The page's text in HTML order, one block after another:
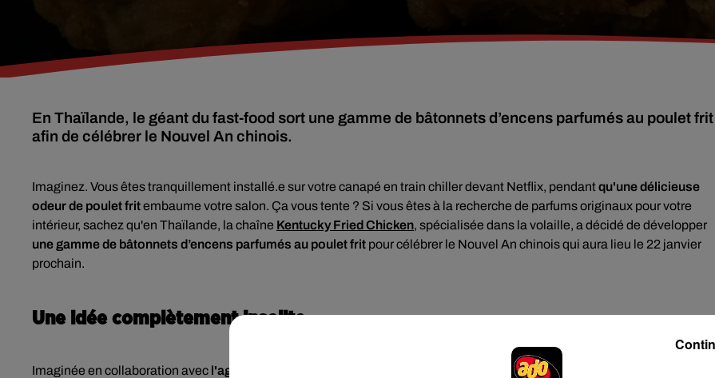
En Thaïlande, le géant du fast-food sort une gamme de bâtonnets d’encens parfumés au poulet frit
afin de célébrer le Nouvel An chinois.
Imaginez. Vous êtes tranquillement installé.e sur votre canapé en train chiller devant Netflix, pendantqu'une délicieuse
odeur de poulet fritembaume votre salon. Ça vous tente ? Si vous êtes à la recherche de parfums originaux pour votre
intérieur, sachez qu'en Thaïlande, la chaîne Kentucky Fried Chicken, spécialisée dans la volaille, a décidé de développer
une gamme de bâtonnets d’encens parfumés au poulet frit pour célébrer le Nouvel An chinois qui aura lieu le 22 janvier
prochain.
Une idée complètement insolite
Imaginée en collaboration avec l'agence Wunderman Thompson Thailand
, cette invention totalement loufoque ne sera